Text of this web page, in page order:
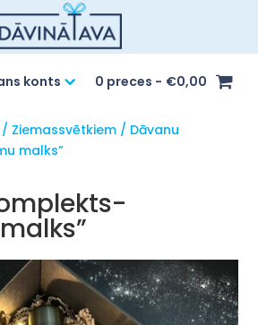
konts 0 preces €0,00
/ Ziemassvētkiem / Dāvanu
malks”